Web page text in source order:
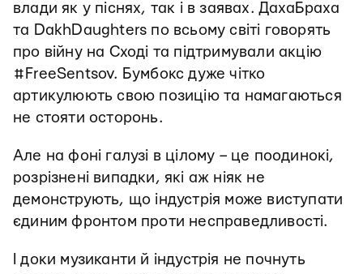
влади як у піснях, так і в заявах. ДахаБраха
та DakhDaughters по всьому світі говорять
про війну на Сході та підтримували акцію
#FreeSentsov. Бумбокс дуже чітко
артикулюють свою позицію та намагаються
не стояти осторонь.
Але на фоні галузі в цілому – це поодинокі,
розрізнені випадки, які аж ніяк не
демонструють, що індустрія може виступати
єдиним фронтом проти несправедливості.
І доки музиканти й індустрія не почнуть